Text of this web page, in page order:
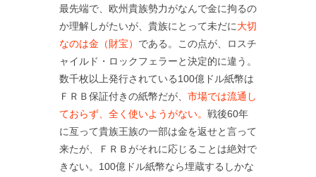
最先端で、欧州貴族勢力がなんで金に拘るの
か理解しがたいが、貴族にとって未だに大切
なのは金（財宝） である。この点が、ロスチ
ャイルド・ロックフェラーと決定的に違う。
数千枚以上発行されている100億ドル紙幣は
ＦＲＢ保証付きの紙幣だが、 市場では流通し
ておらず、全く使いようがない。 戦後60年
に亙って貴族王族の一部は金を返せと言って
来たが、ＦＲＢがそれに応じることは絶対で
きない。100億ドル紙幣なら埋蔵するしかな